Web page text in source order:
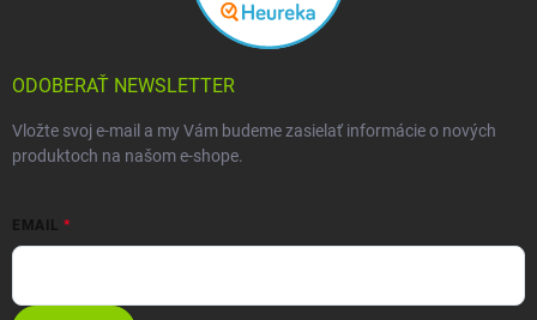
ODOBERAŤ NEWSLETTER
Vložte svoj e-mail a my Vám budeme zasielať informácie o nových
produktoch na našom e-shope.
EMAIL